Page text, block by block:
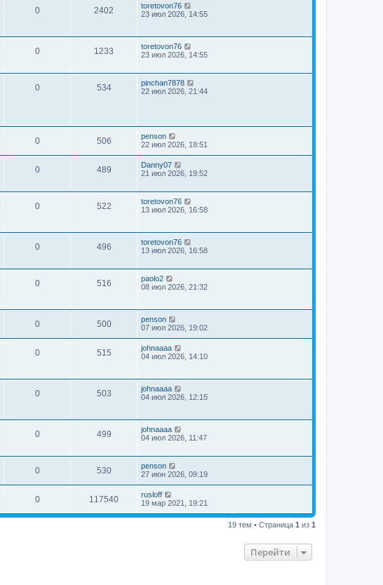
0 2402
toretovon76
23 июл 2026, 14:55
0 1233
toretovon76
23 июл 2026, 14:55
0 534
pinchan7878
22 июл 2026, 21:44
0 506
penson
22 июл 2026, 18:51
0 489
Danny07
21 июл 2026, 19:52
0 522
toretovon76
13 июл 2026, 16:58
0 496
toretovon76
13 июл 2026, 16:58
0 516
paolo2
08 июл 2026, 21:32
0 500
penson
07 июл 2026, 19:02
0 515
johnaaaa
04 июл 2026, 14:10
0 503
johnaaaa
04 июл 2026, 12:15
0 499
johnaaaa
04 июл 2026, 11:47
0 530
penson
27 июн 2026, 09:19
0 117540
rusloff
19 мар 2021, 19:21
19 тем • Страница 1 из 1
Перейти